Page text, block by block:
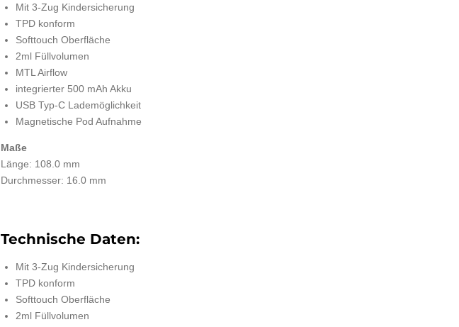
Mit 3-Zug Kindersicherung
TPD konform
Softtouch Oberfläche
2ml Füllvolumen
MTL Airflow
integrierter 500 mAh Akku
USB Typ-C Lademöglichkeit
Magnetische Pod Aufnahme
Maße
Länge: 108.0 mm
Durchmesser: 16.0 mm
Technische Daten:
Mit 3-Zug Kindersicherung
TPD konform
Softtouch Oberfläche
2ml Füllvolumen